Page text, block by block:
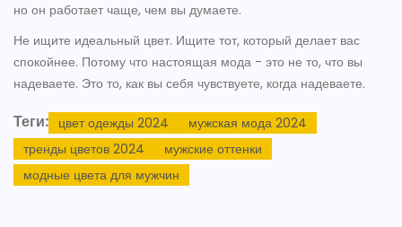
но он работает чаще, чем вы думаете.
Не ищите идеальный цвет. Ищите тот, который делает вас
спокойнее. Потому что настоящая мода - это не то, что вы
надеваете. Это то, как вы себя чувствуете, когда надеваете.
Теги: цвет одежды 2024
мужская мода 2024
тренды цветов 2024
мужские оттенки
модные цвета для мужчин